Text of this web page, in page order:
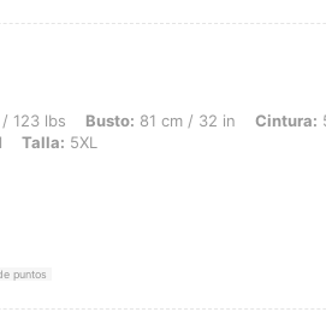
Busto: 81 cm / 32 in, Cintura: 57 cm / 22 in,
123 lbs Busto: 81 cm / 32 in Cintura:
Talla: 5XL
puntos